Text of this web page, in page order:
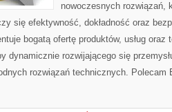
nowoczesnych rozwiązań,
się efektywność, dokładność oraz
bogatą ofertę produktów, usług oraz
dynamicznie rozwijającego się
rozwiązań technicznych. Polecam